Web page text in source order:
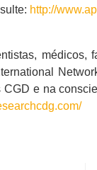
http://
e na